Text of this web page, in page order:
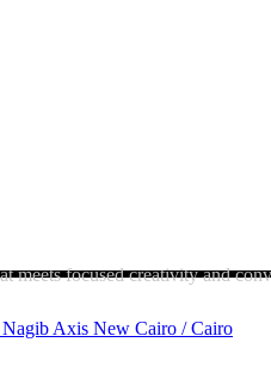
meets focused creativity and
Axis New Cairo / Cairo